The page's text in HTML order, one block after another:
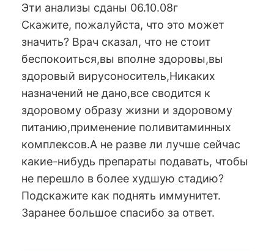
Эти анализы сданы 06.10.08г
Скажите, пожалуйста, что это может
значить? Врач сказал, что не стоит
беспокоиться,вы вполне здоровы,вы
здоровый вирусоноситель,Никаких
назначений не дано,все сводится к
здоровому образу жизни и здоровому
питанию,применение поливитаминных
комплексов.А не разве ли лучше сейчас
какие-нибудь препараты подавать, чтобы
не перешло в более худшую стадию?
Подскажите как поднять иммунитет.
Заранее большое спасибо за ответ.